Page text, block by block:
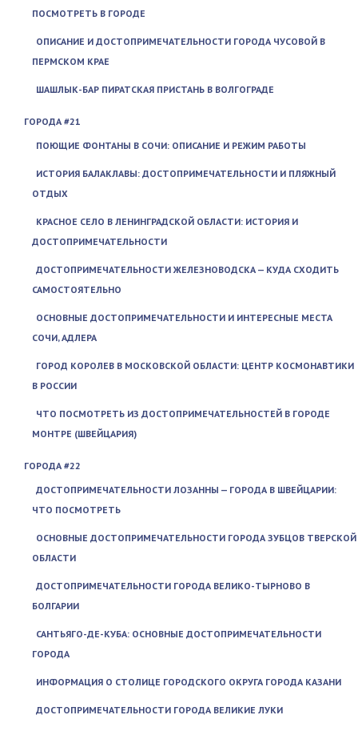
ПОСМОТРЕТЬ В ГОРОДЕ
ОПИСАНИЕ И ДОСТОПРИМЕЧАТЕЛЬНОСТИ ГОРОДА ЧУСОВОЙ В
ПЕРМСКОМ КРАЕ
ШАШЛЫК-БАР ПИРАТСКАЯ ПРИСТАНЬ В ВОЛГОГРАДЕ
ГОРОДА #21
ПОЮЩИЕ ФОНТАНЫ В СОЧИ: ОПИСАНИЕ И РЕЖИМ РАБОТЫ
ИСТОРИЯ БАЛАКЛАВЫ: ДОСТОПРИМЕЧАТЕЛЬНОСТИ И ПЛЯЖНЫЙ
ОТДЫХ
КРАСНОЕ СЕЛО В ЛЕНИНГРАДСКОЙ ОБЛАСТИ: ИСТОРИЯ И
ДОСТОПРИМЕЧАТЕЛЬНОСТИ
ДОСТОПРИМЕЧАТЕЛЬНОСТИ ЖЕЛЕЗНОВОДСКА — КУДА СХОДИТЬ
САМОСТОЯТЕЛЬНО
ОСНОВНЫЕ ДОСТОПРИМЕЧАТЕЛЬНОСТИ И ИНТЕРЕСНЫЕ МЕСТА
СОЧИ, АДЛЕРА
ГОРОД КОРОЛЕВ В МОСКОВСКОЙ ОБЛАСТИ: ЦЕНТР КОСМОНАВТИКИ
В РОССИИ
ЧТО ПОСМОТРЕТЬ ИЗ ДОСТОПРИМЕЧАТЕЛЬНОСТЕЙ В ГОРОДЕ
МОНТРЕ (ШВЕЙЦАРИЯ)
ГОРОДА #22
ДОСТОПРИМЕЧАТЕЛЬНОСТИ ЛОЗАННЫ — ГОРОДА В ШВЕЙЦАРИИ:
ЧТО ПОСМОТРЕТЬ
ОСНОВНЫЕ ДОСТОПРИМЕЧАТЕЛЬНОСТИ ГОРОДА ЗУБЦОВ ТВЕРСКОЙ
ОБЛАСТИ
ДОСТОПРИМЕЧАТЕЛЬНОСТИ ГОРОДА ВЕЛИКО-ТЫРНОВО В
БОЛГАРИИ
САНТЬЯГО-ДЕ-КУБА: ОСНОВНЫЕ ДОСТОПРИМЕЧАТЕЛЬНОСТИ
ГОРОДА
ИНФОРМАЦИЯ О СТОЛИЦЕ ГОРОДСКОГО ОКРУГА ГОРОДА КАЗАНИ
ДОСТОПРИМЕЧАТЕЛЬНОСТИ ГОРОДА ВЕЛИКИЕ ЛУКИ